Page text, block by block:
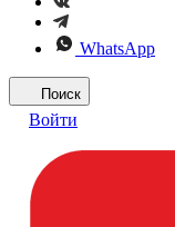
WhatsApp
Поиск
Войти